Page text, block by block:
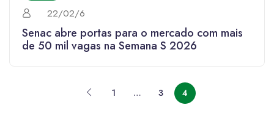
22/02/6
Senac abre portas para o mercado com mais
de 50 mil vagas na Semana S 2026
1 … 3 4